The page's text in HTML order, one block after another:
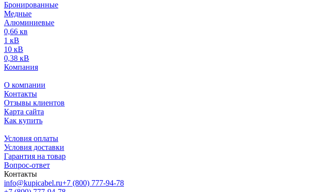
Бронированные
Медные
Алюминиевые
0,66 кв
1 кВ
10 кВ
0,38 кВ
Компания
О компании
Контакты
Отзывы клиентов
Карта сайта
Как купить
Условия оплаты
Условия доставки
Гарантия на товар
Вопрос-ответ
Контакты
info@kupicabel.ru+7 (800) 777-94-78